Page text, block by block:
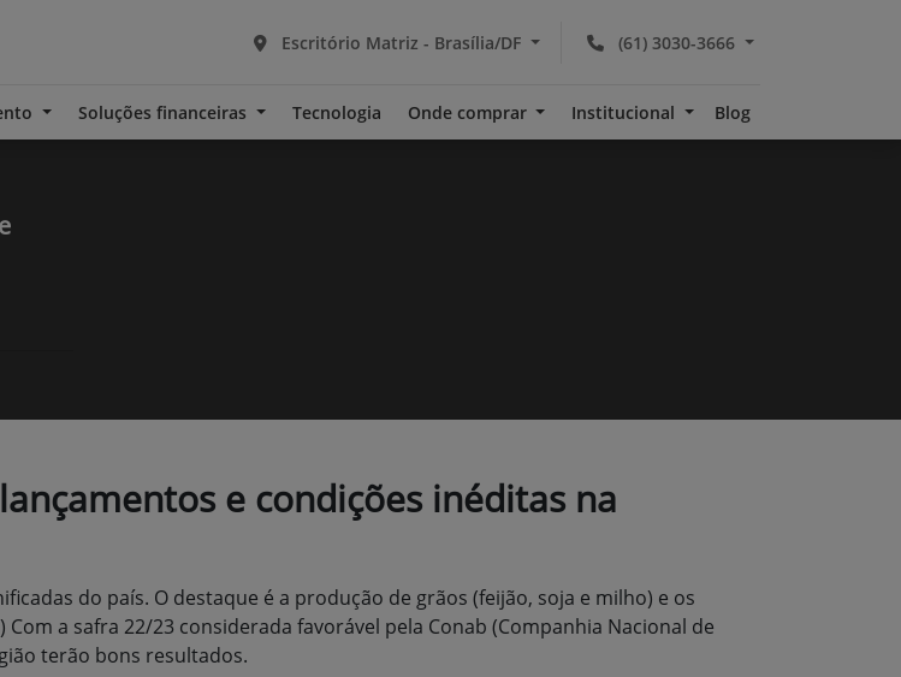
(61) 3030-3666
Escritório Matriz - Brasília/DF
Soluções financeiras Tecnologia Onde comprar Institucional Blog
e condições inéditas na
do país. O destaque é a produção de grãos (feijão, soja e milho) e os
a safra 22/23 considerada favorável pela Conab (Companhia Nacional de
terão bons resultados.